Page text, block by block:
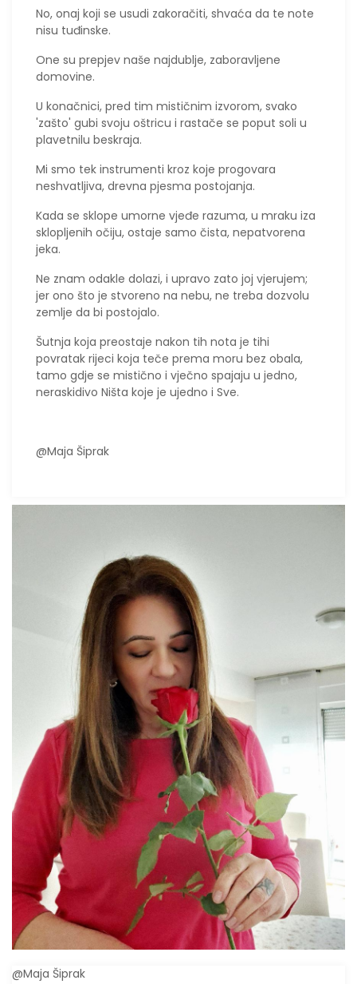
No, onaj koji se usudi zakoračiti, shvaća da te note
nisu tuđinske.
One su prepjev naše najdublje, zaboravljene
domovine.
​U konačnici, pred tim mističnim izvorom, svako
'zašto' gubi svoju oštricu i rastače se poput soli u
plavetnilu beskraja.
Mi smo tek instrumenti kroz koje progovara
neshvatljiva, drevna pjesma postojanja.
Kada se sklope umorne vjeđe razuma, u mraku iza
sklopljenih očiju, ostaje samo čista, nepatvorena
jeka.
Ne znam odakle dolazi, i upravo zato joj vjerujem;
jer ono što je stvoreno na nebu, ne treba dozvolu
zemlje da bi postojalo.
Šutnja koja preostaje nakon tih nota je tihi
povratak rijeci koja teče prema moru bez obala,
tamo gdje se mistično i vječno spajaju u jedno,
neraskidivo Ništa koje je ujedno i Sve.
@Maja Šiprak
@Maja Šiprak